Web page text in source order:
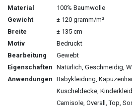
Material
100% Baumwolle
Gewicht
± 120 gramm/m²
Breite
± 135 cm
Motiv
Bedruckt
Bearbeitung
Gewebt
Eigenschaften Natürlich, Geschmeidig,
Anwendungen Babykleidung,
Kuscheldecke,
Camisole, Overall, Top,